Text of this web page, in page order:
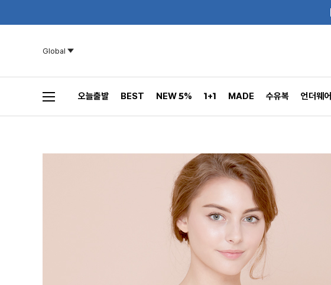
Global
오늘출발 BEST NEW 5% 1+1 MADE 수유복 언더웨어